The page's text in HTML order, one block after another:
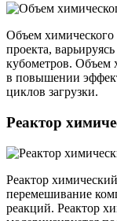
Объем химического
проекта,
кубометров. Объем
в повышении
циклов загрузки.
Реактор
Реактор
перемешивание
реакций. Реактор